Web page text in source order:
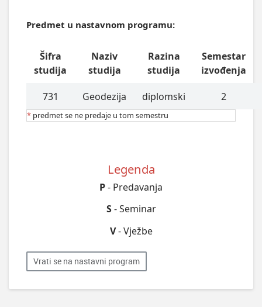
Predmet u nastavnom programu:
Šifra
studija
Naziv
studija
Razina
studija
Semestar
izvođenja
731 Geodezija diplomski 2
* predmet se ne predaje u tom semestru
Legenda
P- Predavanja
S- Seminar
V- Vježbe
Vrati se na nastavni program